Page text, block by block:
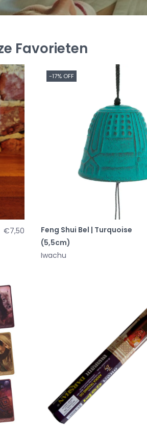
Favorieten
€7,50
-17% OFF
Feng Shui Bel | Turquoise
(5,5cm)
Iwachu